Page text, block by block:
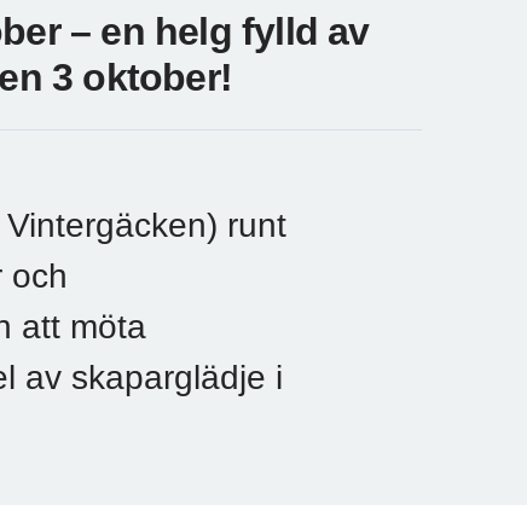
– en helg fylld av
3 oktober!
runt
och
att möta
av skaparglädje i